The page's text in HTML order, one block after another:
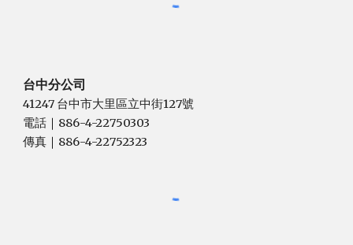
台中分公司
41247 台中市大里區立中街127號
電話
886-4-22750303
傳真
886-4-22752323